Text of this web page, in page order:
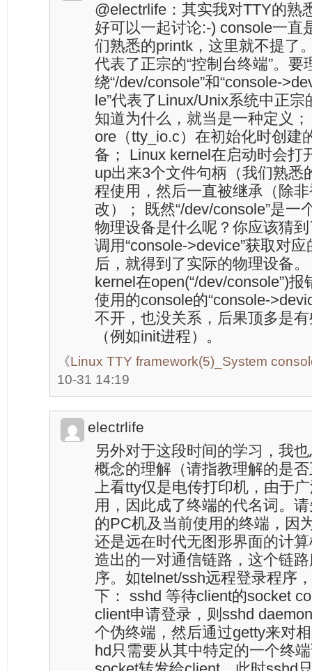
@electrlife：其实我对TTY的熟
好可以一起讨论:-) console一直
们熟悉的printk，这里就不提了
代表了正宗的“控制台终端”。
绕“/dev/console”和“console-
le”代表了Linux/Unix系统中正宗
知道为什么，就当是一种定义；
ore（tty_io.c）在初始化时创建
备； Linux kernel在启动时会打
up出来3个文件句柄（我们熟悉
程使用，然后一直被继承（除
改）； 既然“/dev/console”是一
物理设备是什么呢？你应该猜
调用“console->device”获取对
后，就得到了实际的物理设备
kernel在open(“/dev/console”)
使用的console的“console-
不开，也没关系，后果顶多是
（例如init进程）。
《Linux TTY framework(5)_System
10-31 14:19
electrlife
另外对于这段时间的学习，我
概念的理解（请指教理解的是
上看tty仅是电传打印机，由于
用，因此成了终端的代名词。
的PC机及当前使用的终端，因
还是远在时代无图形界面的计
造出的一对通信链路，这个链
序。如telnet/ssh远程登录程序
下： sshd 等待client的socket
client申请登录，则sshd
个伪终端，然后通过getty来对
hd只需要从其中特定的一个终